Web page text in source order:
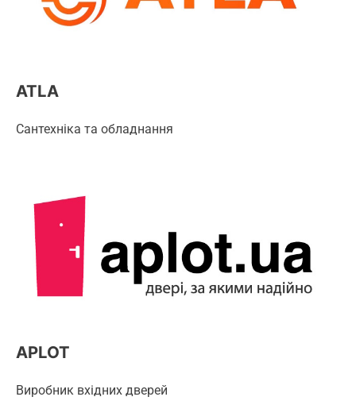
ATLA
Сантехніка та обладнання
APLOT
Виробник вхідних дверей